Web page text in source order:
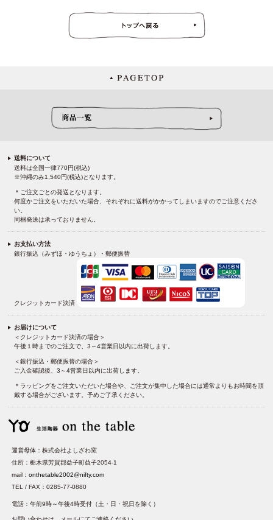
送料について
送料は全国一律770円(税込)
※沖縄のみ1,540円(税込)となります。
＊ご注文ごとの発送となります。
何度かご注文をいただいた場合、それぞれに送料がかかってしまいますのでご注意くださ
い。
同梱発送は承っておりません。
お支払い方法
銀行振込（みずほ・ゆうちょ）・郵便振替
クレジットカード決済
お届けについて
＜クレジットカード決済の場合＞
午後１時までのご注文で、3～4営業日以内に出荷します。
＜銀行振込・郵便振替の場合＞
ご入金確認後、3～4営業日以内に出荷します。
＊ラッピングをご注文いただいた場合や、ご注文が集中した場合には通常よりもお時間を頂
戴する場合がございます。予めご了承ください。
運営母体：株式会社よしざわ窯
住所：栃木県芳賀郡益子町益子2054-1
mail：onthetable2002@nifty.com
TEL / FAX：0285-77-0880
電話：午前9時～午後4時受付（土・日・祝日を除く）